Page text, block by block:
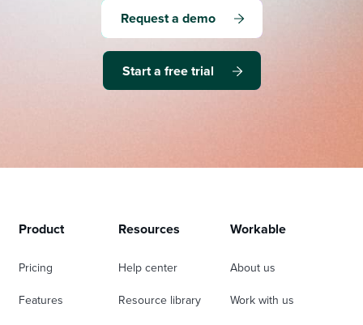
Request a demo
Start a free trial
Product
Pricing
Features
Resources
Help center
Resource library
Workable
About us
Work with us